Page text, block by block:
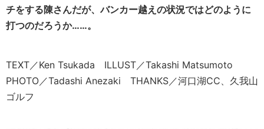
チをする陳さんだが、バンカー越えの状況ではどのように
打つのだろうか……。
TEXT／Ken Tsukada ILLUST／Takashi Matsumoto
PHOTO／Tadashi Anezaki THANKS／河口湖CC、久我山
ゴルフ